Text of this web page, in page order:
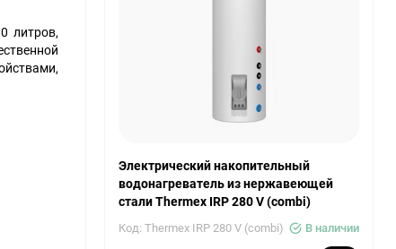
литров,
Электрический накопительный
водонагреватель из нержавеющей
стали Thermex IRP 280 V (combi)
Код: Thermex IRP 280 V (combi) В наличии